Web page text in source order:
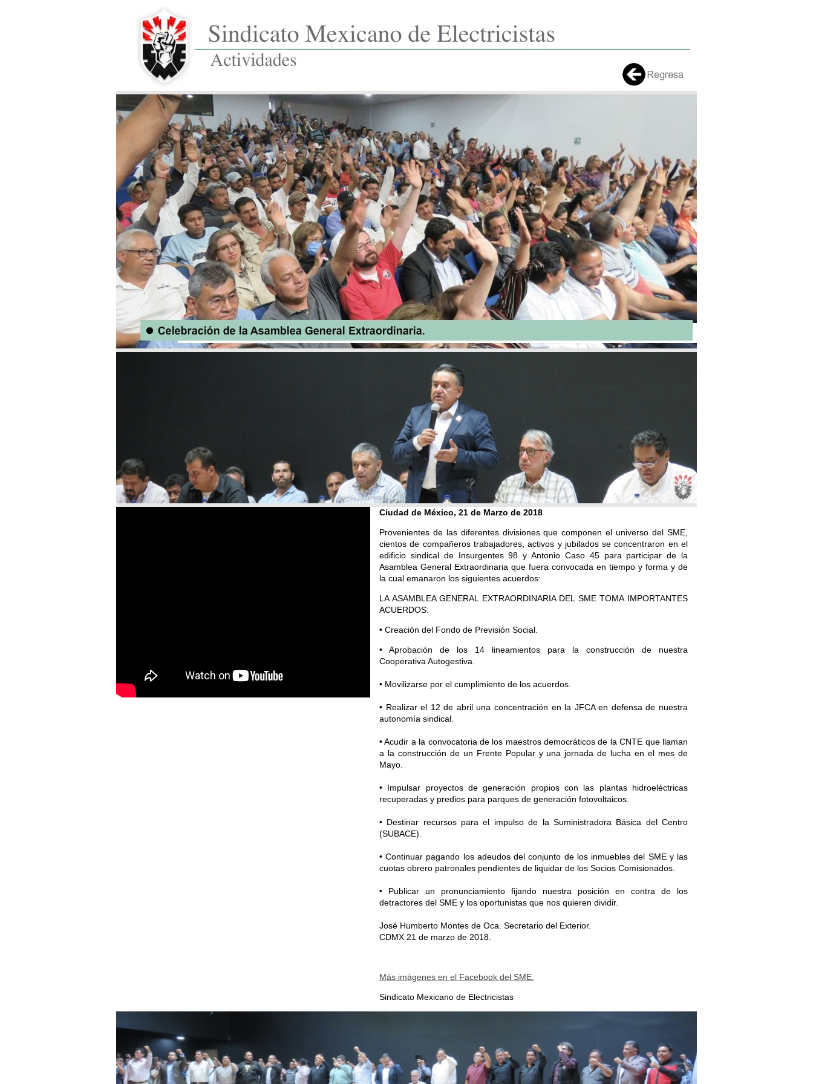
Ciudad de México, 21 de Marzo de 2018
Provenientes de las diferentes divisiones que componen el universo del SME,
cientos de compañeros trabajadores, activos y jubilados se concentraron en el
edificio sindical de Insurgentes 98 y Antonio Caso 45 para participar de la
Asamblea General Extraordinaria que fuera convocada en tiempo y forma y de
la cual emanaron los siguientes acuerdos:
LA ASAMBLEA GENERAL EXTRAORDINARIA DEL SME TOMA IMPORTANTES
ACUERDOS:
• Creación del Fondo de Previsión Social.
• Aprobación de los 14 lineamientos para la construcción de nuestra
Cooperativa Autogestiva.
• Movilizarse por el cumplimiento de los acuerdos.
• Realizar el 12 de abril una concentración en la JFCA en defensa de nuestra
autonomía sindical.
• Acudir a la convocatoria de los maestros democráticos de la CNTE que llaman
a la construcción de un Frente Popular y una jornada de lucha en el mes de
Mayo.
• Impulsar proyectos de generación propios con las plantas hidroeléctricas
recuperadas y predios para parques de generación fotovoltaicos.
• Destinar recursos para el impulso de la Suministradora Básica del Centro
(SUBACE).
• Continuar pagando los adeudos del conjunto de los inmuebles del SME y las
cuotas obrero patronales pendientes de liquidar de los Socios Comisionados.
• Publicar un pronunciamiento fijando nuestra posición en contra de los
detractores del SME y los oportunistas que nos quieren dividir.
José Humberto Montes de Oca. Secretario del Exterior.
CDMX 21 de marzo de 2018.
Más imágenes en el Facebook del SME.
Sindicato Mexicano de Electricistas